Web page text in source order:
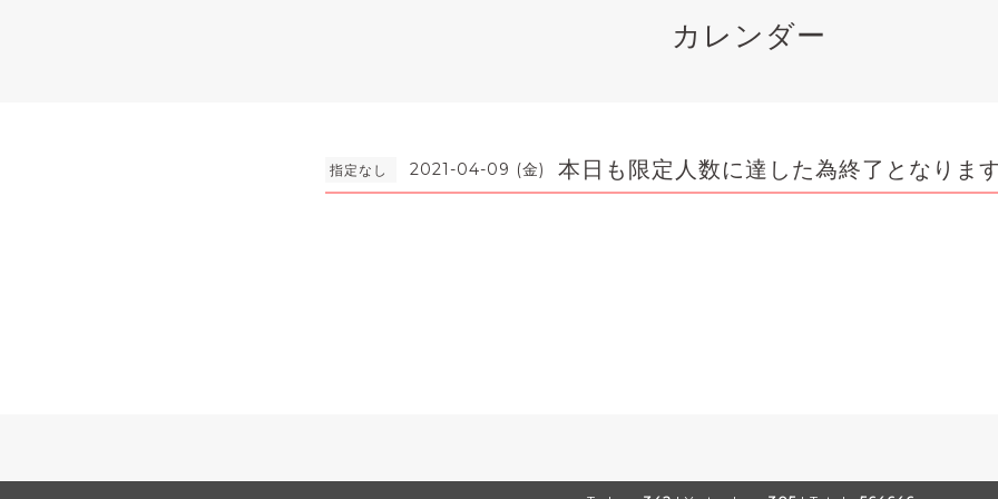
カレンダー
指定なし 2021-04-09 (金) 本日も限定人数に達した為終了となります